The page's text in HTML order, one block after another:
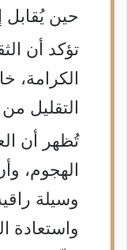
حين يُقابل
تؤكد أن
الكرامة،
التقليل
تُظهر أن
الهجوم،
وسيلة
واستعادة